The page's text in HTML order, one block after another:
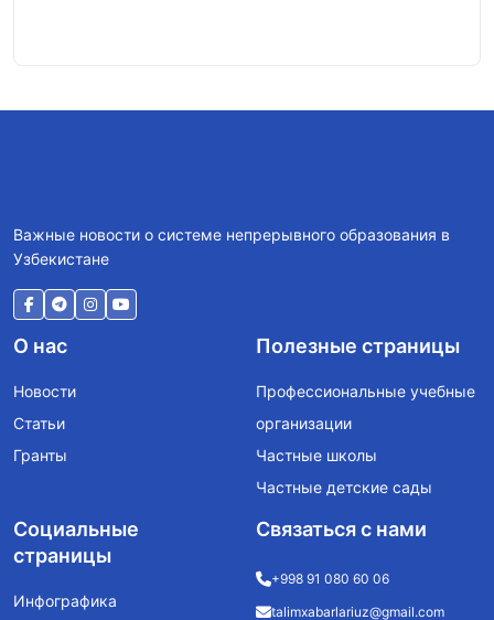
Важные новости о системе непрерывного образования в
Узбекистане
О нас
Новости
Статьи
Гранты
Полезные страницы
Профессиональные учебные
организации
Частные школы
Частные детские сады
Социальные
страницы
Инфографика
Связаться с нами
+998 91 080 60 06
talimxabarlariuz@gmail.com